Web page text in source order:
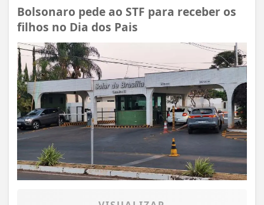
Bolsonaro pede ao STF para receber os
filhos no Dia dos Pais